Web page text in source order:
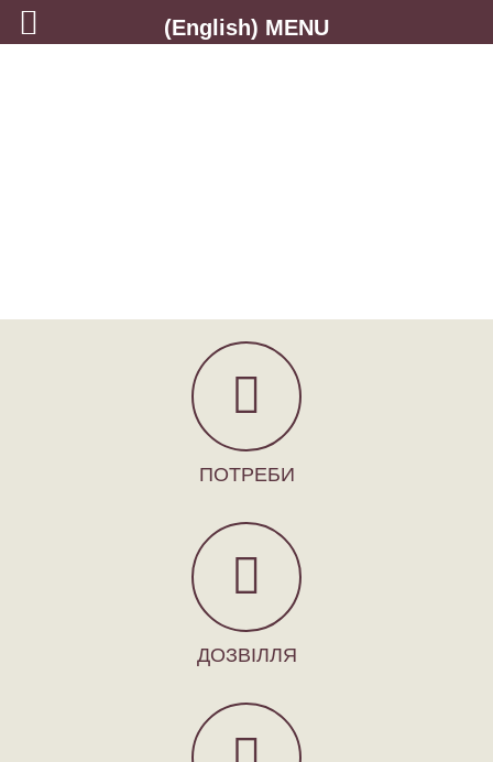
ПОТРЕБИ
ДОЗВІЛЛЯ
(English) MENU